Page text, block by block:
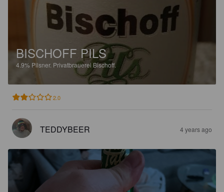
BISCHOFF PILS
4.9% Pilsner. Privatbrauerei Bischoff.
2.0
TEDDYBEER 4 years ago